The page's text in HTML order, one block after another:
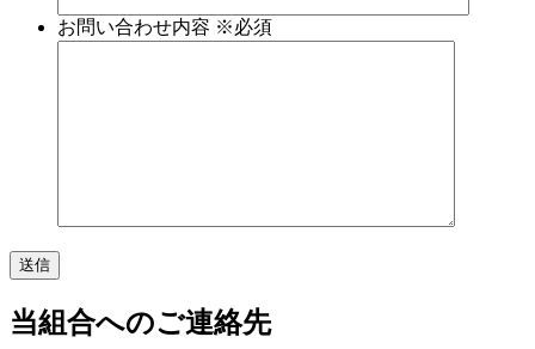
お問い合わせ内容 ※必須
当組合へのご連絡先